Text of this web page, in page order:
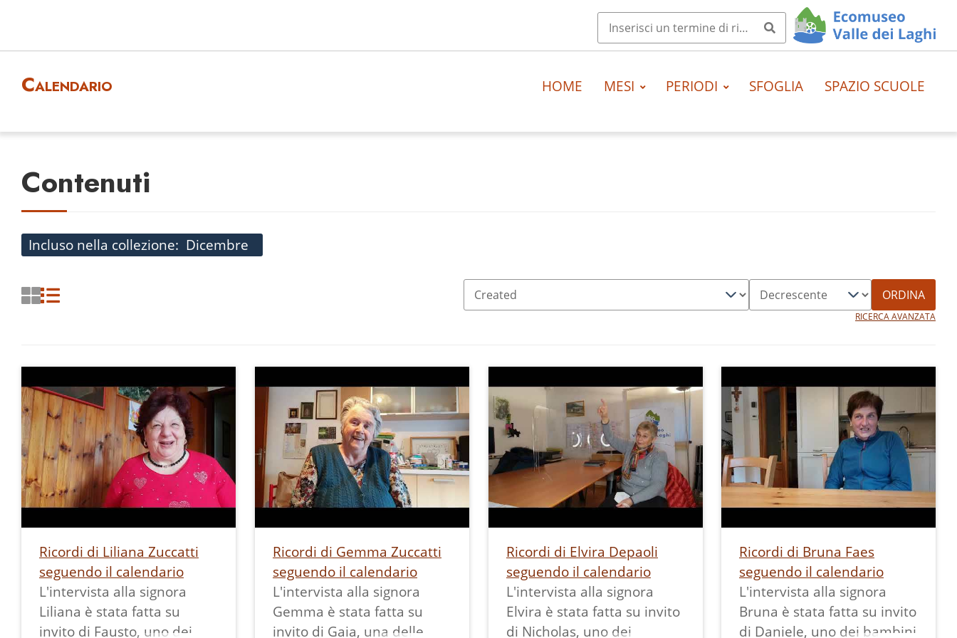
Calendario HOME MESI PERIODI SFOGLIA SPAZIO SCUOLE
Contenuti
Incluso nella collezione Dicembre
ORDINA
RICERCA AVANZATA
Ricordi di Liliana Zuccatti
seguendo il calendario
L'intervista alla signora
Liliana è stata fatta su
invito di Fausto, uno dei
Ricordi di Gemma Zuccatti
seguendo il calendario
L'intervista alla signora
Gemma è stata fatta su
invito di Gaia, una delle
Ricordi di Elvira Depaoli
seguendo il calendario
L'intervista alla signora
Elvira è stata fatta su invito
di Nicholas, uno dei
Ricordi di Bruna Faes
seguendo il calendario
L'intervista alla signora
Bruna è stata fatta su invito
di Daniele, uno dei bambini